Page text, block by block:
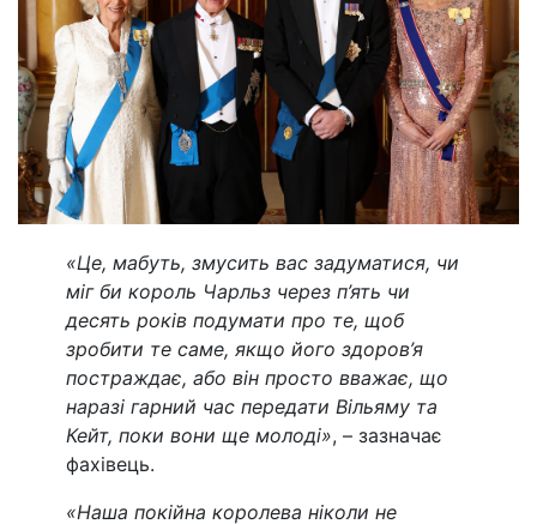
«Це, мабуть, змусить вас задуматися, чи
міг би король Чарльз через п’ять чи
десять років подумати про те, щоб
зробити те саме, якщо його здоров’я
постраждає, або він просто вважає, що
наразі гарний час передати Вільяму та
Кейт, поки вони ще молоді», – зазначає
фахівець.
«Наша покійна королева ніколи не